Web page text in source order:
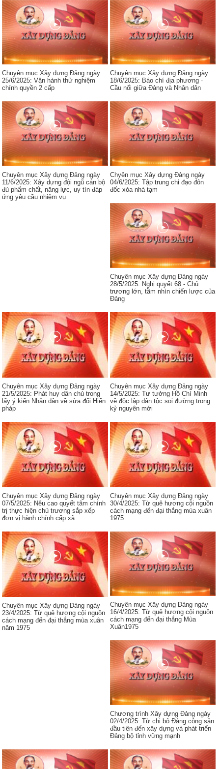
Chuyên mục Xây dựng Đảng ngày
25/6/2025: Vận hành thử nghiệm
chính quyền 2 cấp
Chuyên mục Xây dựng Đảng ngày
18/6/2025: Báo chí địa phương -
Cầu nối giữa Đảng và Nhân dân
Chuyên mục Xây dựng Đảng ngày
11/6/2025: Xây dựng đội ngũ cán bộ
đủ phẩm chất, năng lực, uy tín đáp
ứng yêu cầu nhiệm vụ
Chyên mục Xây dựng Đảng ngày
04/6/2025: Tập trung chỉ đạo đôn
đốc xóa nhà tạm
Chuyên mục Xây dựng Đảng ngày
28/5/2025: Nghị quyết 68 - Chủ
trương lớn, tầm nhìn chiến lược của
Đảng
Chuyên mục Xây dựng Đảng ngày
21/5/2025: Phát huy dân chủ trong
lấy ý kiến Nhân dân về sửa đổi Hiến
pháp
Chuyên mục Xây dựng Đảng ngày
14/5/2025: Tư tưởng Hồ Chí Minh
về độc lập dân tộc soi đường trong
kỷ nguyên mới
Chuyên mục Xây dựng Đảng ngày
07/5/2025: Nêu cao quyết tâm chính
trị thực hiện chủ trương sắp xếp
đơn vị hành chính cấp xã
Chuyên mục Xây dựng Đảng ngày
30/4/2025: Từ quê hương cội nguồn
cách mạng đến đại thắng mùa xuân
1975
Chuyên mục Xây dựng Đảng ngày
23/4/2025: Từ quê hương cội nguồn
cách mạng đến đại thắng mùa xuân
năm 1975
Chuyên mục Xây dựng Đảng ngày
16/4/2025: Từ quê hương cội nguồn
cách mạng đến đại thắng Mùa
Xuân1975
Chương trình Xây dựng Đảng ngày
02/4/2025: Từ chi bộ Đảng cộng sản
đầu tiên đến xây dựng và phát triển
Đảng bộ tỉnh vững mạnh